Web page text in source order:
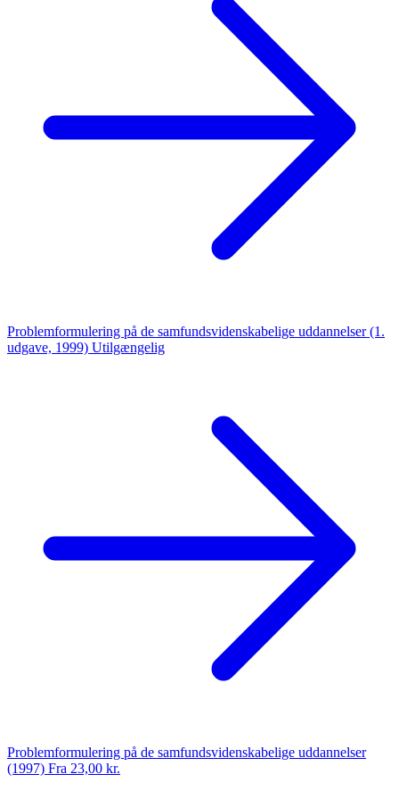
Problemformulering på de samfundsvidenskabelige uddannelser (1.
udgave, 1999) Utilgængelig
Problemformulering på de samfundsvidenskabelige uddannelser
(1997) Fra 23,00 kr.